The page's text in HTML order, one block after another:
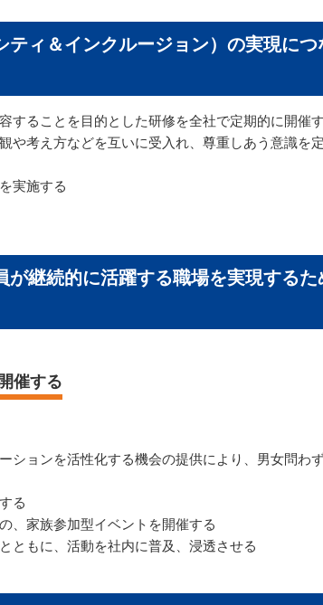
ィ＆インクルージョン）の実現につ
することを目的とした研修を全社で定期的に開催
や考え方などを互いに受入れ、尊重しあう意識を
実施する
継続的に活躍する職場を実現するた
催する
ションを活性化する機会の提供により、男女問わ
る
、家族参加型イベントを開催する
ともに、活動を社内に普及、浸透させる